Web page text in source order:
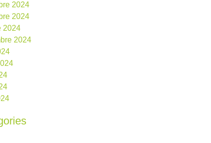
2024
2024
2024
2024